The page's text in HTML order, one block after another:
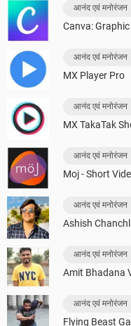
आनंद एवं मनोरंजन
Canva:
आनंद एवं मनोरंजन
MX Player Pro
आनंद एवं मनोरंजन
MX TakaTak
आनंद एवं मनोरंजन
Moj - Short
आनंद एवं मनोरंजन
Ashish
आनंद एवं मनोरंजन
Amit Bhadana
आनंद एवं मनोरंजन
Flying Beast